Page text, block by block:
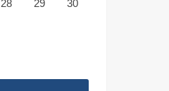
28 29
30